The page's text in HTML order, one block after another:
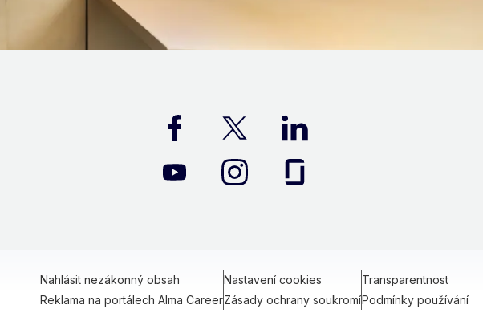
Nahlásit nezákonný obsah Nastavení cookies
Transparentnost
Reklama na portálech Alma CareerZásady ochrany soukromíPodmínky používání